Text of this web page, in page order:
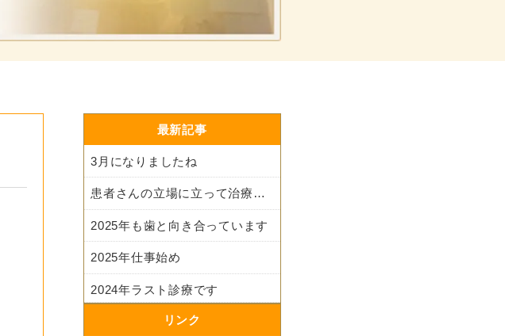
最新記事
3月になりましたね
患者さんの立場に立って治療法を考える
2025年も歯と向き合っています
2025年仕事始め
2024年ラスト診療です
リンク